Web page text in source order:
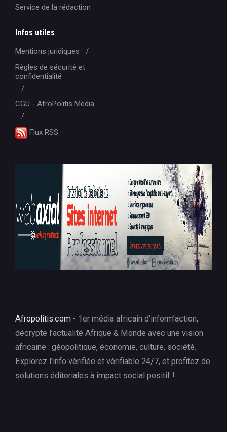
Service de la rédaction
Infos utiles
Mentions juridiques
Règles de sécurité et
confidentialité
CGU - AfroPolitis Média
Flux RSS
Afropolitis.com - 1er média africain d’inform’action,
décrypte l’actualité Afrique & Monde avec une vision
africaine : géopolitique, économie, culture, société.
Explorez l'info vérifiée et vérifiable 24/7, et profitez de
solutions éditoriales à impact social positif !